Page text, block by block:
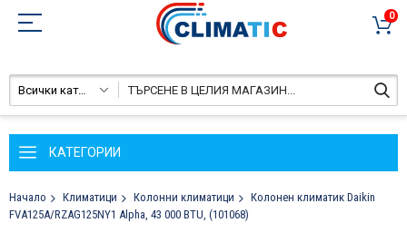
0
Всички категории
КАТЕГОРИИ
Начало Климатици Колонни климатици
Колонен климатик Daikin
FVА125А/RZAG125NY1 Alpha, 43 000 BTU, (101068)